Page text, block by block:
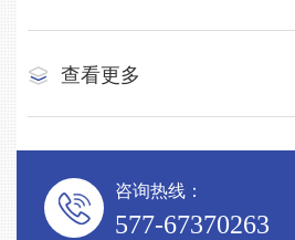
查看更多
咨询热线：
577-67370263